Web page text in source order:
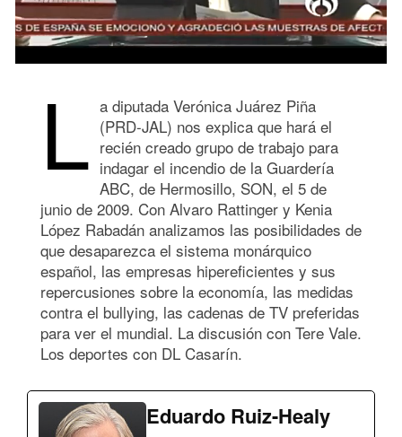
L a diputada Verónica Juárez Piña
(PRD-JAL) nos explica que hará el
recién creado grupo de trabajo para
indagar el incendio de la Guardería
ABC, de Hermosillo, SON, el 5 de
junio de 2009. Con Alvaro Rattinger y Kenia
López Rabadán analizamos las posibilidades de
que desaparezca el sistema monárquico
español, las empresas hipereficientes y sus
repercusiones sobre la economía, las medidas
contra el bullying, las cadenas de TV preferidas
para ver el mundial. La discusión con Tere Vale.
Los deportes con DL Casarín.
Eduardo Ruiz-Healy